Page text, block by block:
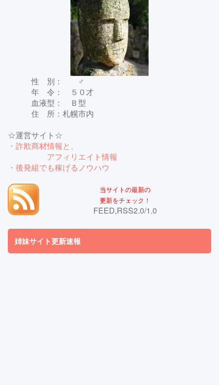
性 別： ♂
年 令： ５０才
血液型： Ｂ型
住 所：札幌市内
☆運営サイト☆
・詐欺商材情報と、
アフィリエイト情報
・後発組でも稼げるノウハウ
当サイトの最新の
更新をチェック！
FEED,RSS2.0/1.0
姉妹サイト更新速報